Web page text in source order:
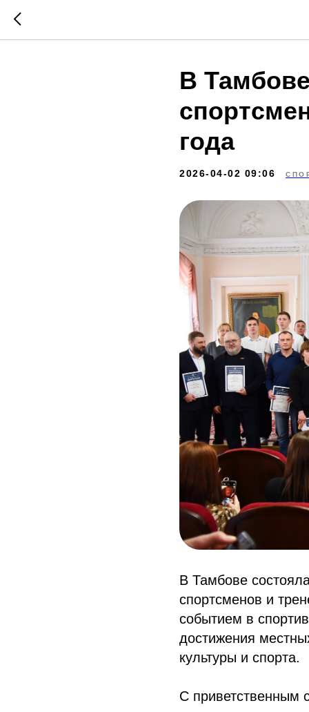
В
года
2026-04-02 09:06
В Тамбове
спортсменов и
событием в
достижения
культуры и спорта.
С приветственным